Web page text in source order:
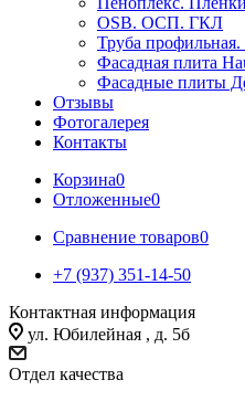
OSB. ОСП. ГКЛ
Труба
Фасадная плита
Фасадные плиты
Отзывы
Фотогалерея
Контакты
Корзина0
Отложенные0
Сравнение товаров0
+7 (937) 351-14-50
Контактная информация
ул. Юбилейная , д. 5б
Отдел качества